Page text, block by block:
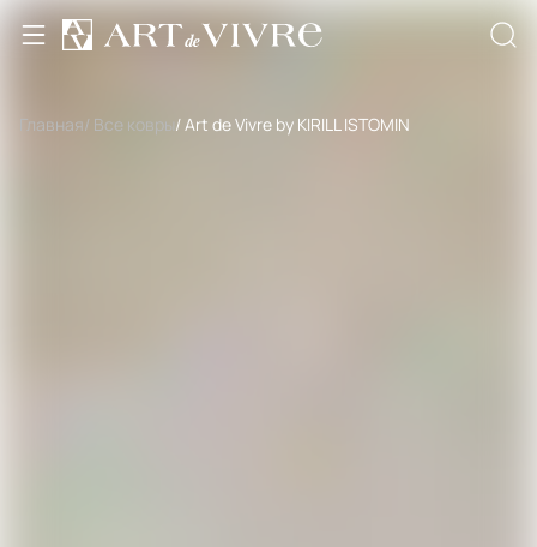
Главная/ Все ковры / Art de Vivre by KIRILL ISTOMIN